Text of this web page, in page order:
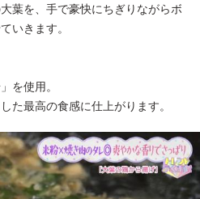
葉を、手で豪快にちぎりながらボ
いきます。
を使用。
た最高の食感に仕上がります。